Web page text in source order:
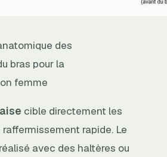
des
bras pour la
femme
cible directement les
rapide. Le
avec des haltères ou